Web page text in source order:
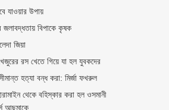
যাওয়ার উপায়
জলাবদ্ধতায় বিপাকে কৃষক
জিয়া
রস খেতে গিয়ে যা হল যুবকদের
হত্যা বন্ধ করা: মির্জা ফখরুল
থেকে বহিস্কার করা হল ওসমানী
আছমাকে